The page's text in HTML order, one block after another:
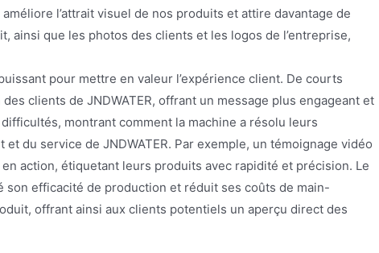
l’attrait visuel de nos produits et attire davantage de
ainsi que les photos des clients et les logos de l’entreprise,
pour mettre en valeur l’expérience client. De courts
clients de JNDWATER, offrant un message plus engageant et
montrant comment la machine a résolu leurs
du service de JNDWATER. Par exemple, un témoignage vidéo
action, étiquetant leurs produits avec rapidité et précision. Le
efficacité de production et réduit ses coûts de main-
offrant ainsi aux clients potentiels un aperçu direct des